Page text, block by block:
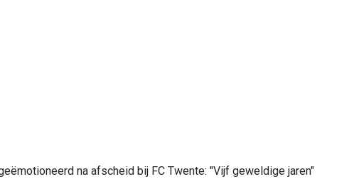
na afscheid bij FC Twente: "Vijf geweldige jaren"